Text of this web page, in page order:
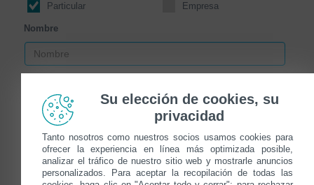
Particular Empresa
Nombre
Email
Su elección de cookies, su
privacidad
Tanto nosotros como nuestros socios usamos cookies para
ofrecer la experiencia en línea más optimizada posible,
analizar el tráfico de nuestro sitio web y mostrarle anuncios
personalizados. Para aceptar la recopilación de todas las